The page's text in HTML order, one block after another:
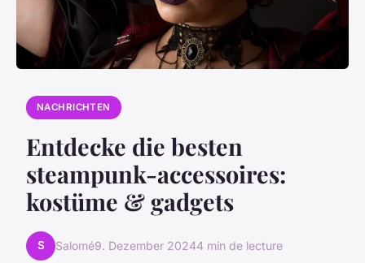
NACHRICHTEN
Entdecke die besten
steampunk-accessoires:
kostüme & gadgets
S Salomé9. Dezember 20244 min de lecture